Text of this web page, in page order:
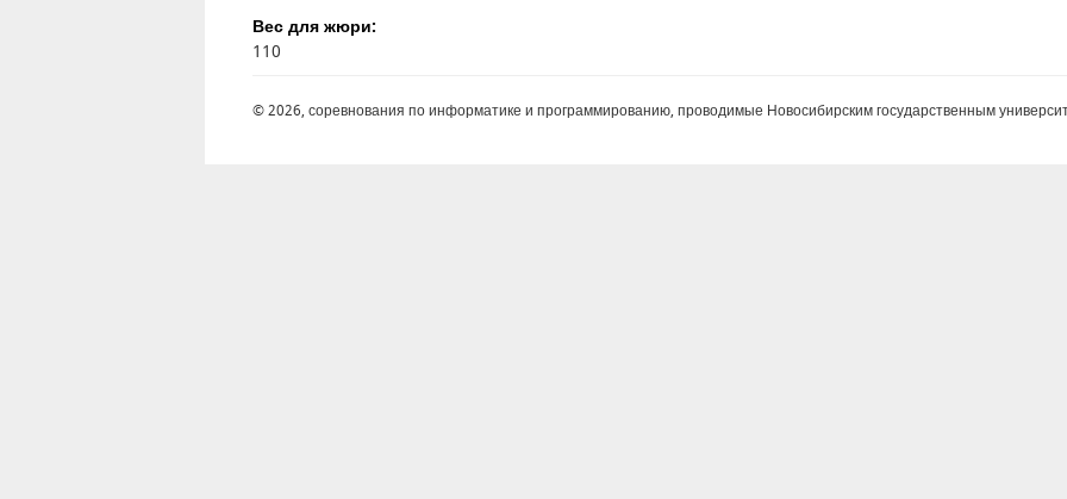
Вес для жюри:
110
© 2026, соревнования по информатике и программированию, проводимые Новосибирским государственным